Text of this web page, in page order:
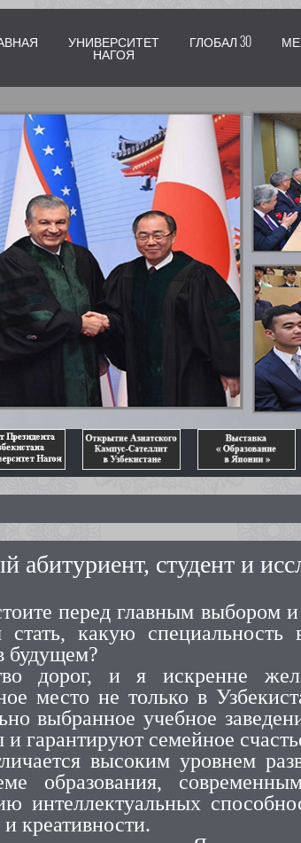
УНИВЕРСИТЕТ
НАГОЯ
ГЛОБАЛ 30
абитуриент, студент и
перед главным выбором
какую специальность
будущем?
дорог, и я искренне
место не только в
выбранное учебное
гарантируют семейное
высоким уровнем
образования,
интеллектуальных
креативности.